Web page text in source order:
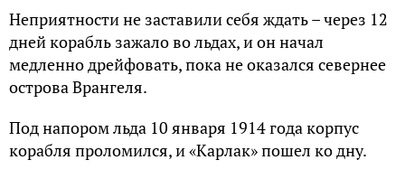
Неприятности не заставили себя ждать – через 12
дней корабль зажало во льдах, и он начал
медленно дрейфовать, пока не оказался севернее
острова Врангеля.
Под напором льда 10 января 1914 года корпус
корабля проломился, и «Карлак» пошел ко дну.